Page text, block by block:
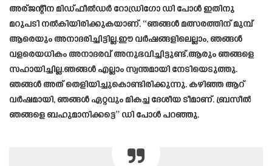
അര്ജന്റീന മിഡ്ഫീൽഡർ റോഡ്രിഗോ ഡി പോൾ ഇതിനു
മറുപടി നൽകിയിരിക്കുകയാണ്. “ഞങ്ങൾ മത്സരത്തിന് മുമ്പ്
ആരെയും അനാദരിച്ചിട്ടില്ല.ഈ വർഷങ്ങളിലെല്ലാം, ഞങ്ങൾ
വളരെയധികം അനാദരവ് അനുഭവിച്ചിട്ടുണ്ട്.ആരും ഞങ്ങളെ
സഹായിച്ചില്ല.ഞങ്ങൾ എല്ലാം സ്വന്തമായി നേടിയെടുത്തു.
ഞങ്ങൾ അത് തെളിയിച്ചുകൊണ്ടിരിക്കുന്നു. കഴിഞ്ഞ ആറ്
വർഷമായി, ഞങ്ങൾ ഏറ്റവും മികച്ച ദേശീയ ടീമാണ്. ബ്രസീൽ
ഞങ്ങളെ ബഹുമാനിക്കട്ടെ” ഡി പോൾ പറഞ്ഞു.